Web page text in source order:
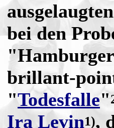
bei den
brillant-
"Todesfalle"
Ira Levin1),